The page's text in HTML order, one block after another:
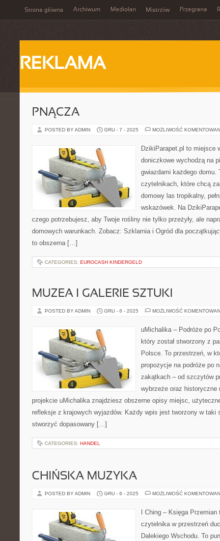
Strona główna Archiwum Mediolan Mistrzów Przegrana
REKLAMA
PNĄCZA
POSTED BY ADMIN GRU - 7 - 2025 MOŻLIWOŚĆ
DzikiParapet.pl to miejsce
doniczkowe wychodzą na
gwiazdami każdego domu.
czytelnikach, które chcą
domowy las tropikalny,
wskazówek. Na
czego potrzebujesz, aby Twoje rośliny nie tylko przeżyły, ale
domowych warunkach. Zobacz: Szklarnia i Ogród dla
to obszerna […]
CATEGORIES: EUROCASH KINDERGELD
MUZEA I GALERIE SZTUKI
POSTED BY ADMIN GRU - 6 - 2025 MOŻLIWOŚĆ
uMichalika – Podróże po
który został stworzony z
Polsce. To przestrzeń, w
propozycje na podróże po
zakątkach – od szczytów
wybrzeże oraz historyczne
projekcie uMichalika znajdziesz obszerne opisy miejsc,
refleksje z krajowych wyjazdów. Każdy wpis jest tworzony w taki
stworzyć dopasowany […]
CATEGORIES: HANDEL
CHIŃSKA MUZYKA
POSTED BY ADMIN GRU - 6 - 2025 MOŻLIWOŚĆ
I Ching – Księga
czytelnika w przestrzeń
Dalekiego Wschodu. To